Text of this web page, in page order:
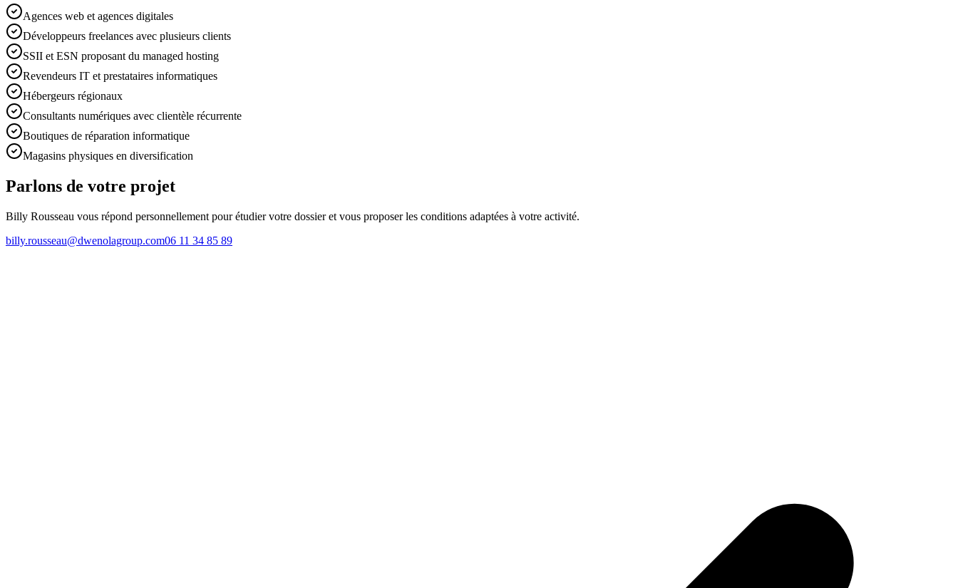
Agences web et agences digitales
Développeurs freelances avec plusieurs clients
SSII et ESN proposant du managed hosting
Revendeurs IT et prestataires informatiques
Hébergeurs régionaux
Consultants numériques avec clientèle récurrente
Boutiques de réparation informatique
Magasins physiques en diversification
Parlons de votre projet
Billy Rousseau vous répond personnellement pour étudier votre dossier et vous proposer les conditions adaptées à votre activité.
billy.rousseau@dwenolagroup.com06 11 34 85 89